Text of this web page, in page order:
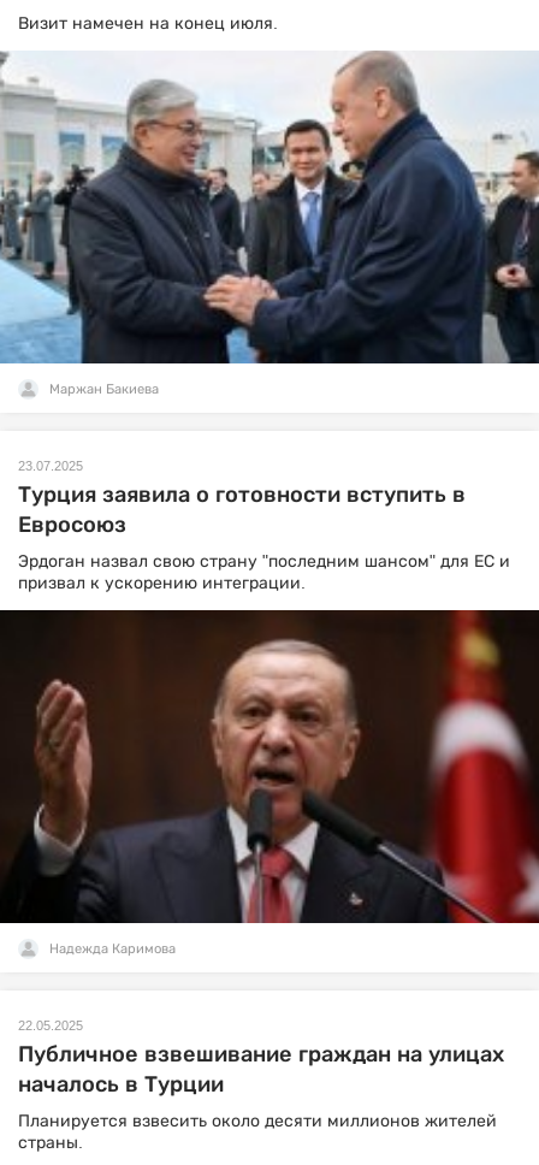
Визит намечен на конец июля.
Маржан Бакиева
23.07.2025
Турция заявила о готовности вступить в
Евросоюз
Эрдоган назвал свою страну "последним шансом" для ЕС и
призвал к ускорению интеграции.
Надежда Каримова
22.05.2025
Публичное взвешивание граждан на улицах
началось в Турции
Планируется взвесить около десяти миллионов жителей
страны.